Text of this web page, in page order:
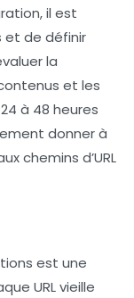
il est
et de définir
la
et les
à 48 heures
donner à
chemins d’URL
est une
URL vieille